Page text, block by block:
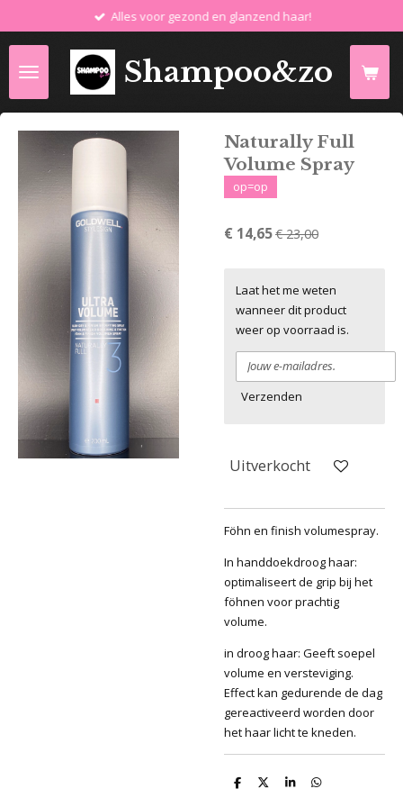
de
hoofdinhoud
Shampoo&zo
Alles voor gezond en glanzend haar!
Naturally Full
Volume Spray
op=op
€ 14,65€ 23,00
Laat het me weten
wanneer dit product
weer op voorraad is.
Verzenden
Uitverkocht
Föhn en finish volumespray.
In handdoekdroog haar:
optimaliseert de grip bij het
föhnen voor prachtig
volume.
in droog haar: Geeft soepel
volume en versteviging.
Effect kan gedurende de dag
gereactiveerd worden door
het haar licht te kneden.
D
D
S
D